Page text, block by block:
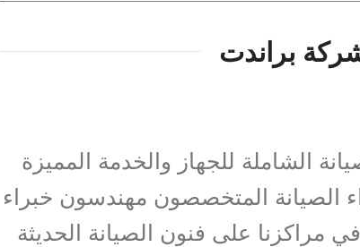
براندت
الشاملة للجهاز والخدمة المميزة
الصيانة المتخصصون مهندسون خبراء
مراكزنا على فنون الصيانة الحديثة